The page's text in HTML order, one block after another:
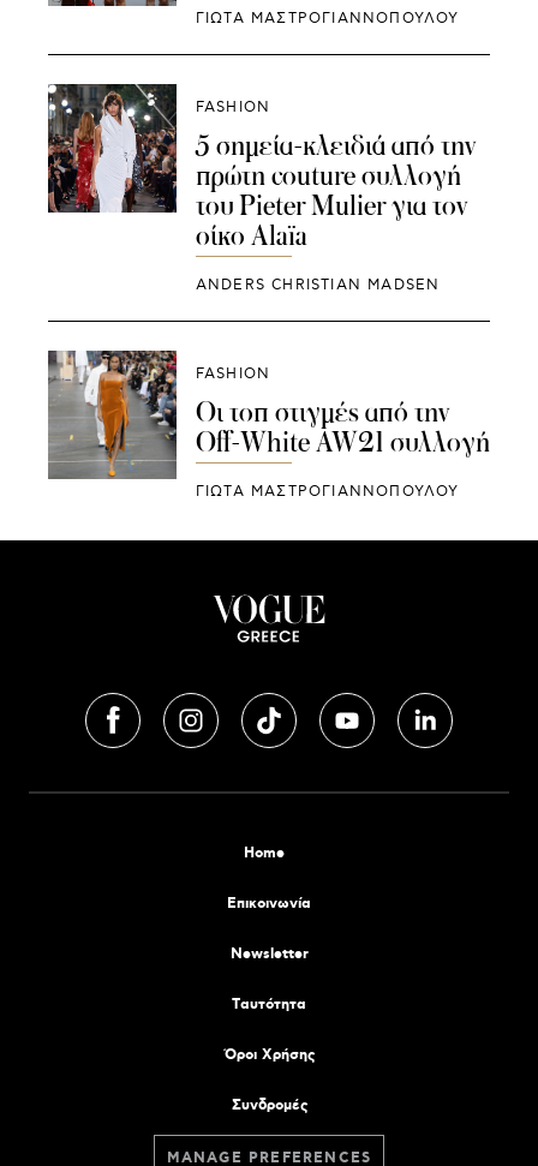
ΓΙΩΤΑ ΜΑΣΤΡΟΓΙΑΝΝΟΠΟΥΛΟΥ
FASHION
5 σημεία-κλειδιά από την
πρώτη couture συλλογή
του Pieter Mulier για τον
οίκο Alaïa
ANDERS CHRISTIAN MADSEN
FASHION
Οι τοπ στιγμές από την
Off-White AW21 συλλογή
ΓΙΩΤΑ ΜΑΣΤΡΟΓΙΑΝΝΟΠΟΥΛΟΥ
Home
Επικοινωνία
Newsletter
Tαυτότητα
Όροι Χρήσης
Συνδρομές
MANAGE PREFERENCES